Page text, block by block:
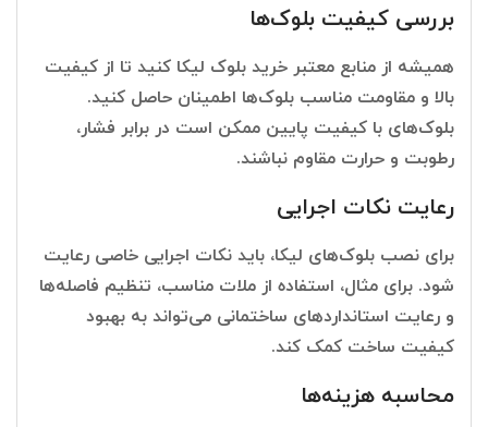
بررسی کیفیت بلوک‌ها
همیشه از منابع معتبر خرید بلوک لیکا کنید تا از کیفیت
بالا و مقاومت مناسب بلوک‌ها اطمینان حاصل کنید.
بلوک‌های با کیفیت پایین ممکن است در برابر فشار،
رطوبت و حرارت مقاوم نباشند.
رعایت نکات اجرایی
برای نصب بلوک‌های لیکا، باید نکات اجرایی خاصی رعایت
شود. برای مثال، استفاده از ملات مناسب، تنظیم فاصله‌ها
و رعایت استانداردهای ساختمانی می‌تواند به بهبود
کیفیت ساخت کمک کند.
محاسبه هزینه‌ها